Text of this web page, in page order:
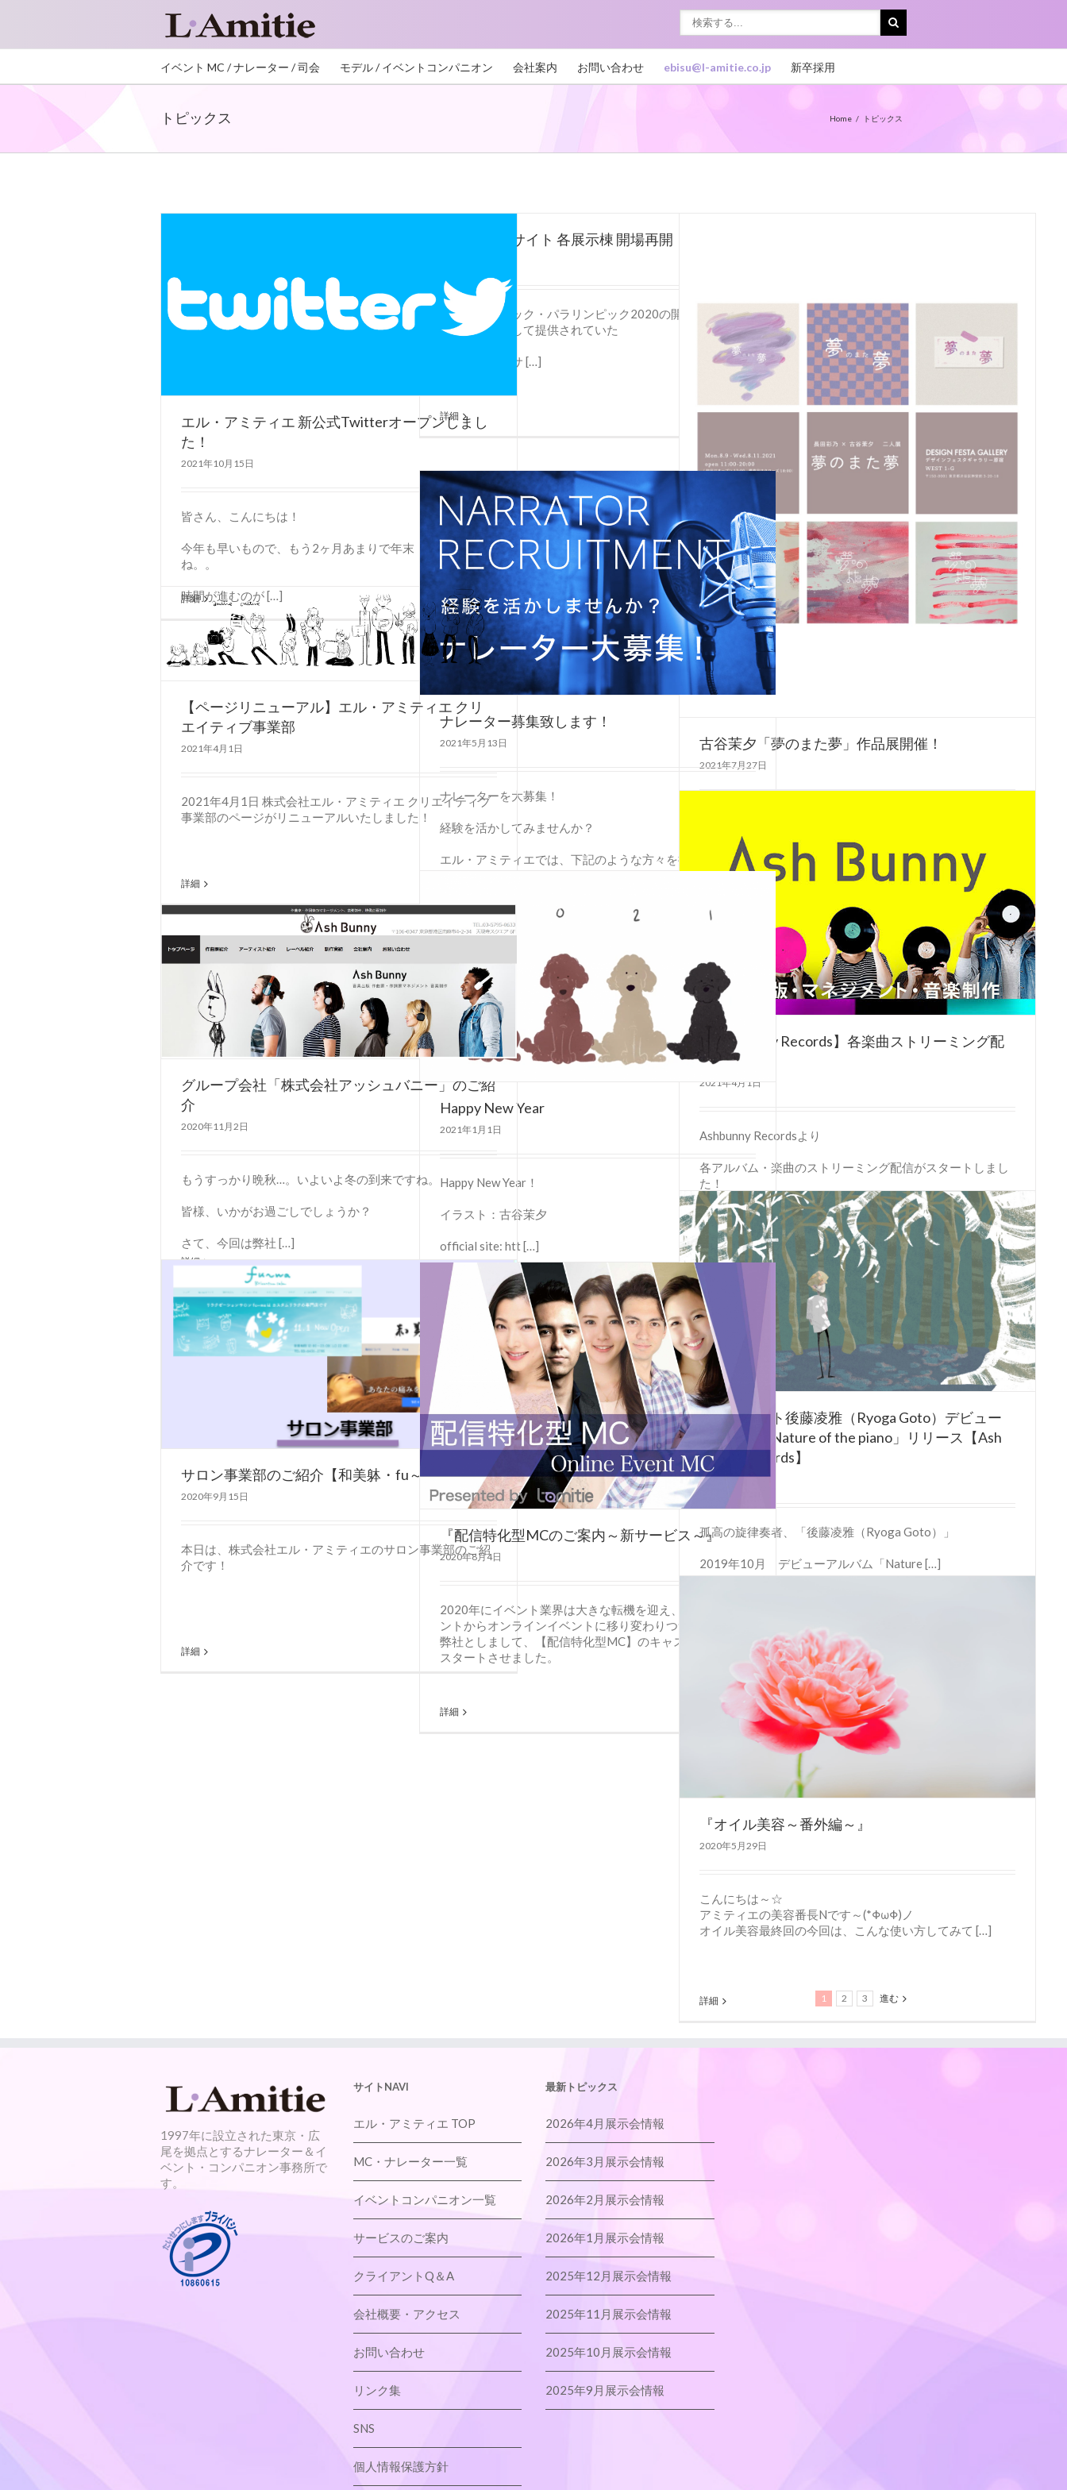
イベント MC / ナレーター / 司会 モデル / イベントコンパニオン 会社案内 お問い合わせ ebisu@l-amitie.co.jp 新卒採用
トピックス Home トピックス
エル・アミティエ 新公式Twitterオープンしまし
た！
2021年10月15日
皆さん、こんにちは！
今年も早いもので、もう2ヶ月あまりで年末・年越しです
ね。。
時間が進むのが […]
詳細
東京ビッグサイト 各展示棟 開場再開
東京オリンピック・パラリンピック2020の開催・延期に伴
い報道拠点として提供されていた
「東京ビッグサ […]
詳細
古谷茉夕「夢のまた夢」作品展開催！
2021年7月27日
を開催します！！
ぜひ皆様、見に行ってくださいね！ […]
詳細
ナレーター募集致します！
2021年5月13日
ナレーターを大募集！
経験を活かしてみませんか？
エル・アミティエでは、下記のような方々を探して […]
【ページリニューアル】エル・アミティエ クリ
エイティブ事業部
2021年4月1日
2021年4月1日 株式会社エル・アミティエ クリエイティブ
事業部のページがリニューアルいたしました！
詳細
【AshBunny Records】各楽曲ストリーミング配
信 start！
2021年4月1日
Ashbunny Recordsより
各アルバム・楽曲のストリーミング配信がスタートしまし
た！
[…]
詳細
Happy New Year
2021年1月1日
Happy New Year！
イラスト：古谷茉夕
official site: htt […]
詳細
グループ会社「株式会社アッシュバニー」のご紹
介
2020年11月2日
もうすっかり晩秋…。いよいよ冬の到来ですね。
皆様、いかがお過ごしでしょうか？
さて、今回は弊社 […]
詳細
アーティスト後藤凌雅（Ryoga Goto）デビュー
アルバム「Nature of the piano」リリース【Ash
Bunny Records】
2020年10月1日
孤高の旋律奏者、「後藤凌雅（Ryoga Goto）」
2019年10月 デビューアルバム「Nature […]
サロン事業部のご紹介【和美躰・fu～wa】
2020年9月15日
本日は、株式会社エル・アミティエのサロン事業部のご紹
介です！
詳細
『配信特化型MCのご案内～新サービス～』
2020年8月4日
2020年にイベント業界は大きな転機を迎え、 リアルイベ
ントからオンラインイベントに移り変わりつつある中で、
弊社としまして、【配信特化型MC】のキャスティングを
スタートさせました。
詳細
『オイル美容～番外編～』
2020年5月29日
こんにちは～☆
アミティエの美容番長Nです～(*ΦωΦ)ノ
オイル美容最終回の今回は、こんな使い方してみて […]
詳細 1 2 3 進む
1997年に設立された東京・広
尾を拠点とするナレーター＆イ
ベント・コンパニオン事務所で
す。
サイトNAVI
エル・アミティエ TOP
MC・ナレーター一覧
イベントコンパニオン一覧
サービスのご案内
クライアントQ＆A
会社概要・アクセス
お問い合わせ
リンク集
SNS
個人情報保護方針
最新トピックス
2026年4月展示会情報
2026年3月展示会情報
2026年2月展示会情報
2026年1月展示会情報
2025年12月展示会情報
2025年11月展示会情報
2025年10月展示会情報
2025年9月展示会情報